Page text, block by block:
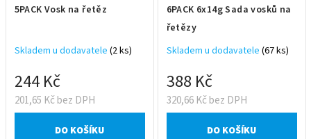
5PACK Vosk na řetěz
Skladem u dodavatele (2 ks)
201,65 Kč bez DPH
244 Kč
DO KOŠÍKU
6PACK 6x14g Sada vosků na
řetězy
Skladem u dodavatele (67 ks)
320,66 Kč bez DPH
388 Kč
DO KOŠÍKU